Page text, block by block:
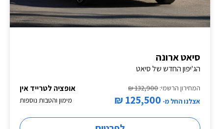
סיאט ארונה
הג'יפון החדש של סיאט
אופציה לטרייד אין
המחירון הרשמי: 132,900 ₪
מימון והטבות נוספות
אצלנו החל מ- 125,500 ₪